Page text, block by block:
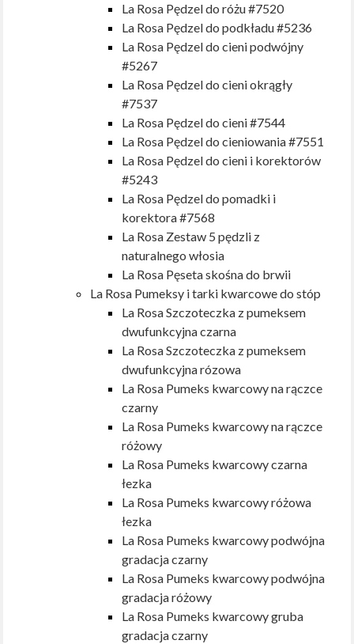
La Rosa Pędzel do różu #7520
La Rosa Pędzel do podkładu #5236
La Rosa Pędzel do cieni podwójny
#5267
La Rosa Pędzel do cieni okrągły
#7537
La Rosa Pędzel do cieni #7544
La Rosa Pędzel do cieniowania #7551
La Rosa Pędzel do cieni i korektorów
#5243
La Rosa Pędzel do pomadki i
korektora #7568
La Rosa Zestaw 5 pędzli z
naturalnego włosia
La Rosa Pęseta skośna do brwii
La Rosa Pumeksy i tarki kwarcowe do stóp
La Rosa Szczoteczka z pumeksem
dwufunkcyjna czarna
La Rosa Szczoteczka z pumeksem
dwufunkcyjna rózowa
La Rosa Pumeks kwarcowy na rączce
czarny
La Rosa Pumeks kwarcowy na rączce
różowy
La Rosa Pumeks kwarcowy czarna
łezka
La Rosa Pumeks kwarcowy różowa
łezka
La Rosa Pumeks kwarcowy podwójna
gradacja czarny
La Rosa Pumeks kwarcowy podwójna
gradacja różowy
La Rosa Pumeks kwarcowy gruba
gradacja czarny